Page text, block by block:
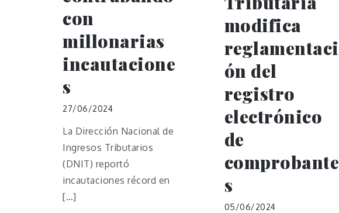
con
millonarias
incautacione
s
27/06/2024
La Dirección Nacional de
Ingresos Tributarios
(DNIT) reportó
incautaciones récord en
[…]
modifica
reglamentaci
ón del
registro
electrónico
de
comprobante
s
05/06/2024